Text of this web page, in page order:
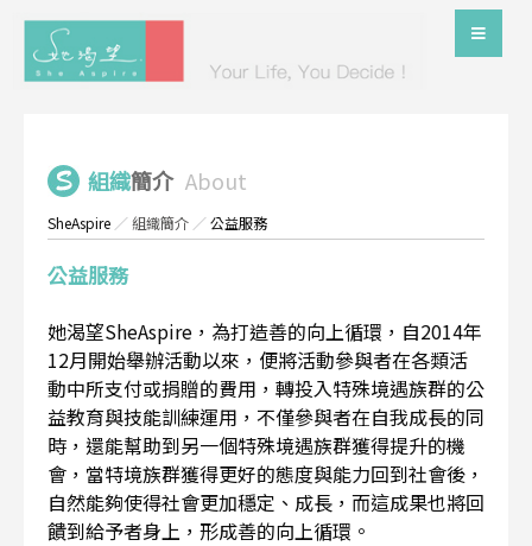
組織簡介 About
SheAspire ／組織簡介 ／公益服務
公益服務
她渴望SheAspire，為打造善的向上循環，自2014年
12月開始舉辦活動以來，便將活動參與者在各類活
動中所支付或捐贈的費用，轉投入特殊境遇族群的公
益教育與技能訓練運用，不僅參與者在自我成長的同
時，還能幫助到另一個特殊境遇族群獲得提升的機
會，當特境族群獲得更好的態度與能力回到社會後，
自然能夠使得社會更加穩定、成長，而這成果也將回
饋到給予者身上，形成善的向上循環。